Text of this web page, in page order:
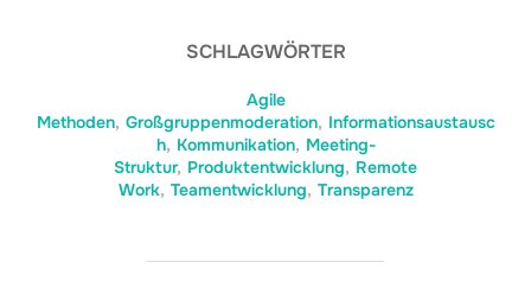
SCHLAGWÖRTER
Agile
Methoden, Großgruppenmoderation, Informationsaustausc
h, Kommunikation, Meeting-
Struktur, Produktentwicklung, Remote
Work, Teamentwicklung, Transparenz